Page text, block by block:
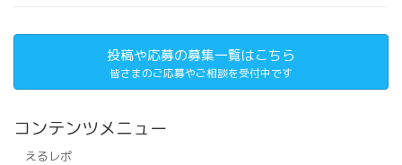
投稿や応募の募集一覧はこちら
皆さまのご応募やご相談を受付中です
コンテンツメニュー
えるレポ